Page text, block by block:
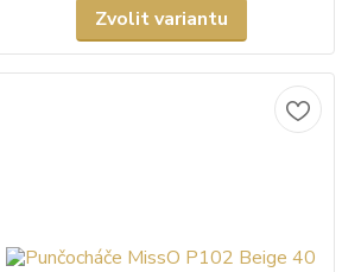
Zvolit variantu